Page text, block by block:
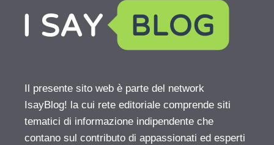
Il presente sito web è parte del network
IsayBlog! la cui rete editoriale comprende siti
tematici di informazione indipendente che
contano sul contributo di appassionati ed esperti